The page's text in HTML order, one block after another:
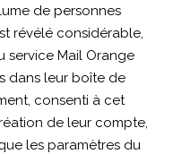
de personnes
révélé considérable,
service Mail Orange
dans leur boîte de
consenti à cet
de leur compte,
les paramètres du